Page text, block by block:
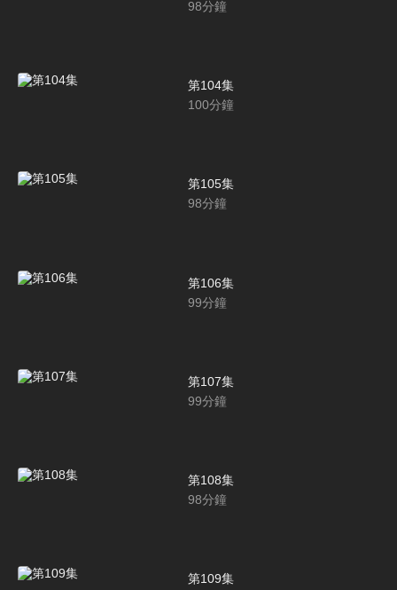
98分鐘
第104集
100分鐘
第105集
98分鐘
第106集
99分鐘
第107集
99分鐘
第108集
98分鐘
第109集